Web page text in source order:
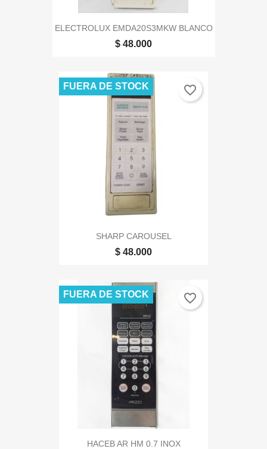
ELECTROLUX EMDA20S3MKW BLANCO
$ 48.000
SHARP CAROUSEL
$ 48.000
FUERA DE STOCK favorite_border
HACEB AR HM 0.7 INOX
FUERA DE STOCK favorite_border